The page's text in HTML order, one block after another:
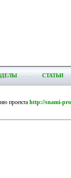
СТАТЬИ
проекта http://snami-